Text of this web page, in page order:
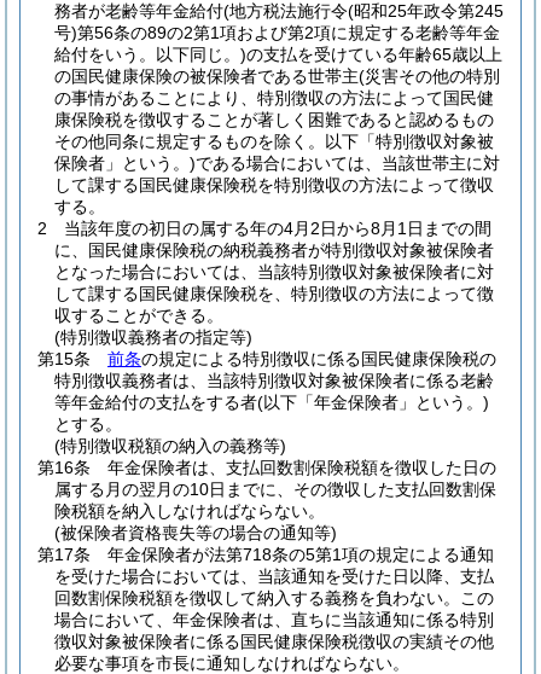
務者が老齢等年金給付(地方税法施行令(昭和25年政令第245
号)第56条の89の2第1項および第2項に規定する老齢等年金
給付をいう。以下同じ。)の支払を受けている年齢65歳以上
の国民健康保険の被保険者である世帯主(災害その他の特別
の事情があることにより、特別徴収の方法によって国民健
康保険税を徴収することが著しく困難であると認めるもの
その他同条に規定するものを除く。以下「特別徴収対象被
保険者」という。)である場合においては、当該世帯主に対
して課する国民健康保険税を特別徴収の方法によって徴収
する。
2
当該年度の初日の属する年の4月2日から8月1日までの間
に、国民健康保険税の納税義務者が特別徴収対象被保険者
となった場合においては、当該特別徴収対象被保険者に対
して課する国民健康保険税を、特別徴収の方法によって徴
収することができる。
(特別徴収義務者の指定等)
第15条
前条の規定による特別徴収に係る国民健康保険税の
特別徴収義務者は、当該特別徴収対象被保険者に係る老齢
等年金給付の支払をする者(以下「年金保険者」という。)
とする。
(特別徴収税額の納入の義務等)
第16条
年金保険者は、支払回数割保険税額を徴収した日の
属する月の翌月の10日までに、その徴収した支払回数割保
険税額を納入しなければならない。
(被保険者資格喪失等の場合の通知等)
第17条
年金保険者が法第718条の5第1項の規定による通知
を受けた場合においては、当該通知を受けた日以降、支払
回数割保険税額を徴収して納入する義務を負わない。
この
場合において、年金保険者は、直ちに当該通知に係る特別
徴収対象被保険者に係る国民健康保険税徴収の実績その他
必要な事項を市長に通知しなければならない。